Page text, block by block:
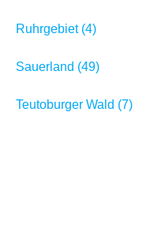
Ruhrgebiet (4)
Sauerland (49)
Teutoburger Wald (7)